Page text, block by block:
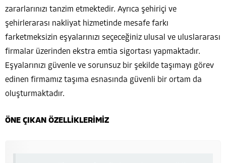
zararlarınızı tanzim etmektedir. Ayrıca şehiriçi ve
şehirlerarası nakliyat hizmetinde mesafe farkı
farketmeksizin eşyalarınızı seçeceğiniz ulusal ve uluslararası
firmalar üzerinden ekstra emtia sigortası yapmaktadır.
Eşyalarınızı güvenle ve sorunsuz bir şekilde taşımayı görev
edinen firmamız taşıma esnasında güvenli bir ortam da
oluşturmaktadır.
ÖNE ÇIKAN ÖZELLİKLERİMİZ